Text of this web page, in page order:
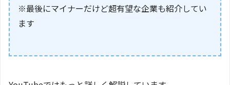
※最後にマイナーだけど超有望な企業も紹介してい
ます